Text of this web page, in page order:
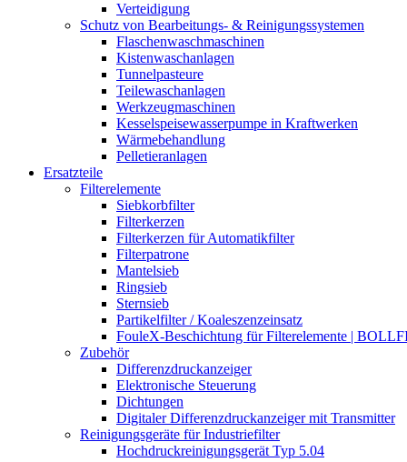
Verteidigung
Schutz von Bearbeitungs- & Reinigungssystemen
Flaschenwaschmaschinen
Kistenwaschanlagen
Tunnelpasteure
Teilewaschanlagen
Werkzeugmaschinen
Kesselspeisewasserpumpe in Kraftwerken
Wärmebehandlung
Pelletieranlagen
Ersatzteile
Filterelemente
Siebkorbfilter
Filterkerzen
Filterkerzen für Automatikfilter
Filterpatrone
Mantelsieb
Ringsieb
Sternsieb
Partikelfilter / Koaleszenzeinsatz
FouleX-Beschichtung für Filterelemente |
Zubehör
Differenzdruckanzeiger
Elektronische Steuerung
Dichtungen
Digitaler Differenzdruckanzeiger mit Transmitter
Reinigungsgeräte für Industriefilter
Hochdruckreinigungsgerät Typ 5.04